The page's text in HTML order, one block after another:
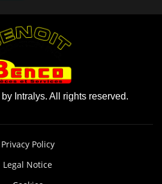
Intralys. All rights reserved.
Privacy Policy
Legal Notice